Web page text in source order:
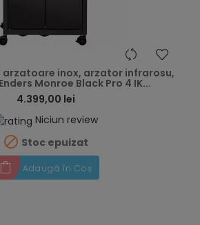
arzatoare inox, arzator infrarosu,
Monroe Black Pro 4 IK...
4.399,00 lei
Niciun review
 Stoc epuizat
Adaugă în Coș